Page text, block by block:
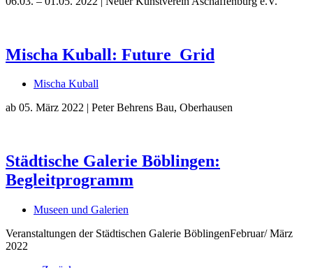
Mischa Kuball: Future_Grid
Mischa Kuball
ab 05. März 2022 | Peter Behrens Bau, Oberhausen
Städtische Galerie Böblingen:
Begleitprogramm
Museen und Galerien
Veranstaltungen der Städtischen Galerie BöblingenFebruar/ März
2022